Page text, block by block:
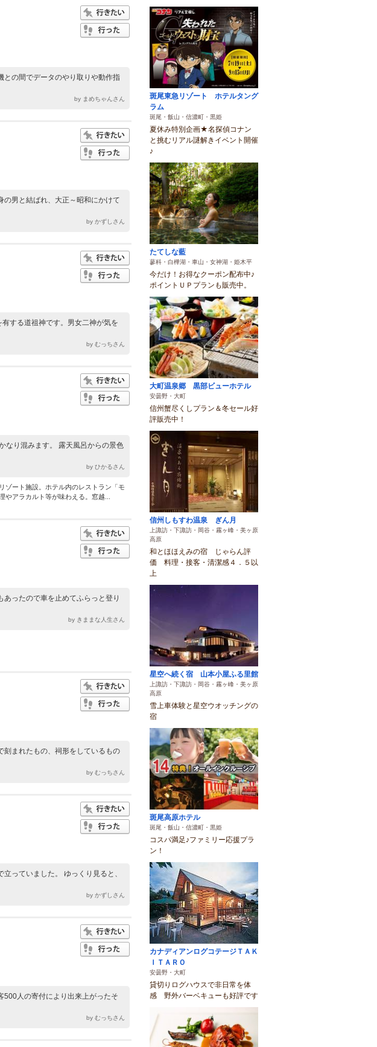
との間でデータのやり取りや動作指
by まめちゃんさん
の男と結ばれ、大正～昭和にかけて
by かずしさん
する道祖神です。男女二神が気を
by むっちさん
なり混みます。 露天風呂からの景色
by ひかるさん
ゾート施設。ホテル内のレストラン「モ
アラカルト等が味わえる。窓越...
ったので車を止めてふらっと登り
by きままな人生さん
刻まれたもの、祠形をしているもの
by むっちさん
っていました。 ゆっくり見ると、
by かずしさん
500人の寄付により出来上がったそ
by むっちさん
斑尾東急リゾート ホテルタング
ラム
斑尾・飯山・信濃町・黒姫
夏休み特別企画★名探偵コナン
と挑むリアル謎解きイベント開催
♪
たてしな藍
蓼科・白樺湖・車山・女神湖・姫木平
今だけ！お得なクーポン配布中♪
ポイントＵＰプランも販売中。
大町温泉郷 黒部ビューホテル
安曇野・大町
信州蟹尽くしプラン＆冬セール好
評販売中！
信州しもすわ温泉 ぎん月
上諏訪・下諏訪・岡谷・霧ヶ峰・美ヶ原
高原
和とほほえみの宿 じゃらん評
価 料理・接客・清潔感４．５以
上
星空へ続く宿 山本小屋ふる里館
上諏訪・下諏訪・岡谷・霧ヶ峰・美ヶ原
高原
雪上車体験と星空ウオッチングの
宿
斑尾高原ホテル
斑尾・飯山・信濃町・黒姫
コスパ満足♪ファミリー応援プラ
ン！
カナディアンログコテージＴＡＫ
ＩＴＡＲＯ
安曇野・大町
貸切りログハウスで非日常を体
感 野外バーベキューも好評です